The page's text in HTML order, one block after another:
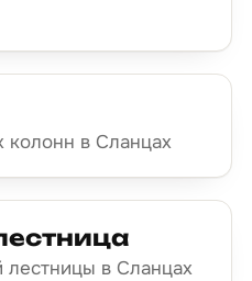
в Сланцах
в Сланцах